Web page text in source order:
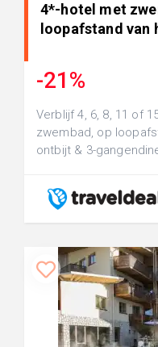
4*-hotel met
loopafstand van
-21%
Verblijf 4, 6, 8, 11 of
zwembad, op
ontbijt & 3-